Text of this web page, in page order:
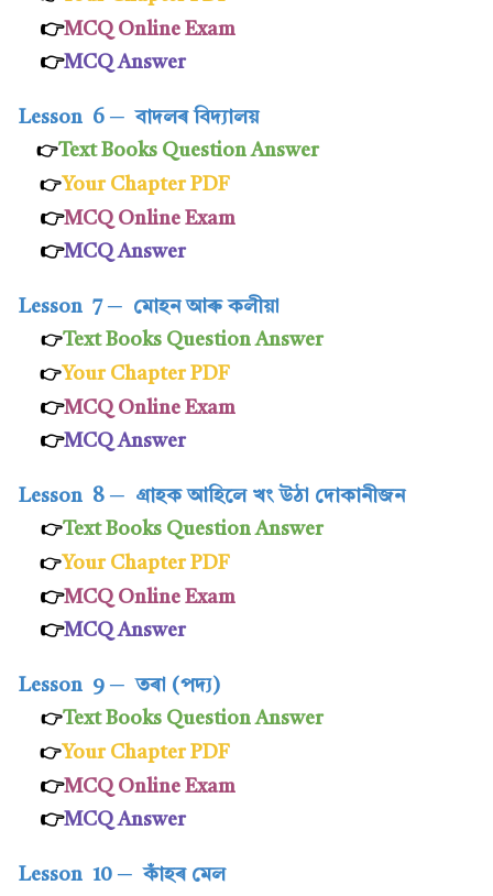
👉MCQ Online Exam
👉MCQ Answer
Lesson 6 ─ বাদলৰ বিদ্যালয়
👉Text Books Question Answer
👉Your Chapter PDF
👉MCQ Online Exam
👉MCQ Answer
Lesson 7 ─ মোহন আৰু কলীয়া
👉Text Books Question Answer
👉Your Chapter PDF
👉MCQ Online Exam
👉MCQ Answer
Lesson 8 ─ গ্ৰাহক আহিলে খং উঠা দোকানীজন
👉Text Books Question Answer
👉Your Chapter PDF
👉MCQ Online Exam
👉MCQ Answer
Lesson 9 ─তৰা (পদ্য)
👉Text Books Question Answer
👉Your Chapter PDF
👉MCQ Online Exam
👉MCQ Answer
Lesson 10 ─ কাঁহৰ মেল